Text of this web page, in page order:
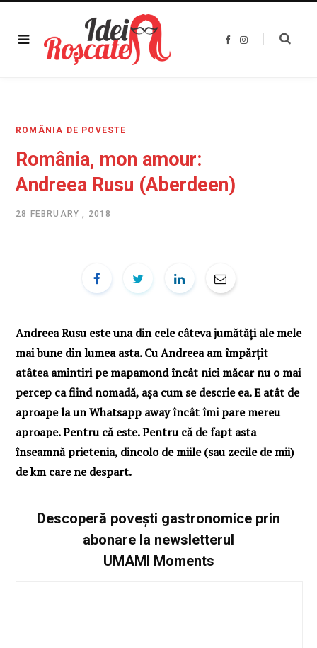
F
I
ROMÂNIA DE POVESTE
România, mon amour:
Andreea Rusu (Aberdeen)
28 FEBRUARY , 2018
Andreea Rusu este una din cele câteva jumătăți ale mele
mai bune din lumea asta. Cu Andreea am împărțit
atâtea amintiri pe mapamond încât nici măcar nu o mai
percep ca fiind nomadă, așa cum se descrie ea. E atât de
aproape la un Whatsapp away încât îmi pare mereu
aproape. Pentru că este. Pentru că de fapt asta
înseamnă prietenia, dincolo de miile (sau zecile de mii)
de km care ne despart.
Descoperă povești gastronomice prin
abonare la newsletterul
UMAMI Moments